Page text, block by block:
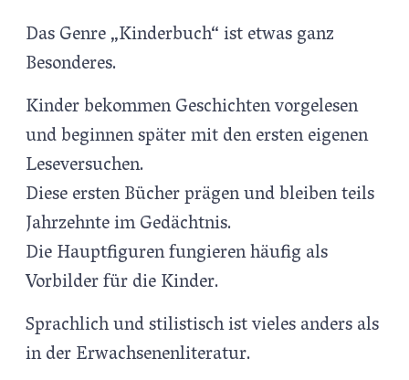
Das Genre „Kinderbuch“ ist etwas ganz
Besonderes.
Kinder bekommen Geschichten vorgelesen
und beginnen später mit den ersten eigenen
Leseversuchen.
Diese ersten Bücher prägen und bleiben teils
Jahrzehnte im Gedächtnis.
Die Hauptfiguren fungieren häufig als
Vorbilder für die Kinder.
Sprachlich und stilistisch ist vieles anders als
in der Erwachsenenliteratur.